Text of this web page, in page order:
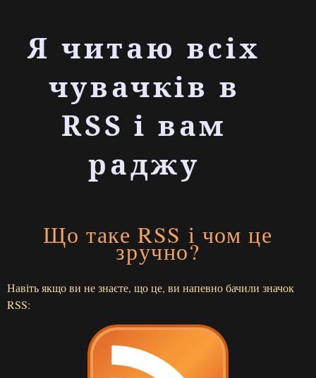
Я читаю всіх
чувачків в
RSS і вам
раджу
Що таке RSS і чом це
зручно?
Навіть якщо ви не знаєте, що це, ви напевно бачили значок
RSS: